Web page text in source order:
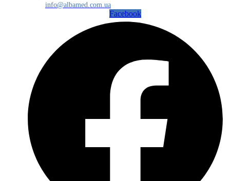
info@albamed.com.ua
Facebook